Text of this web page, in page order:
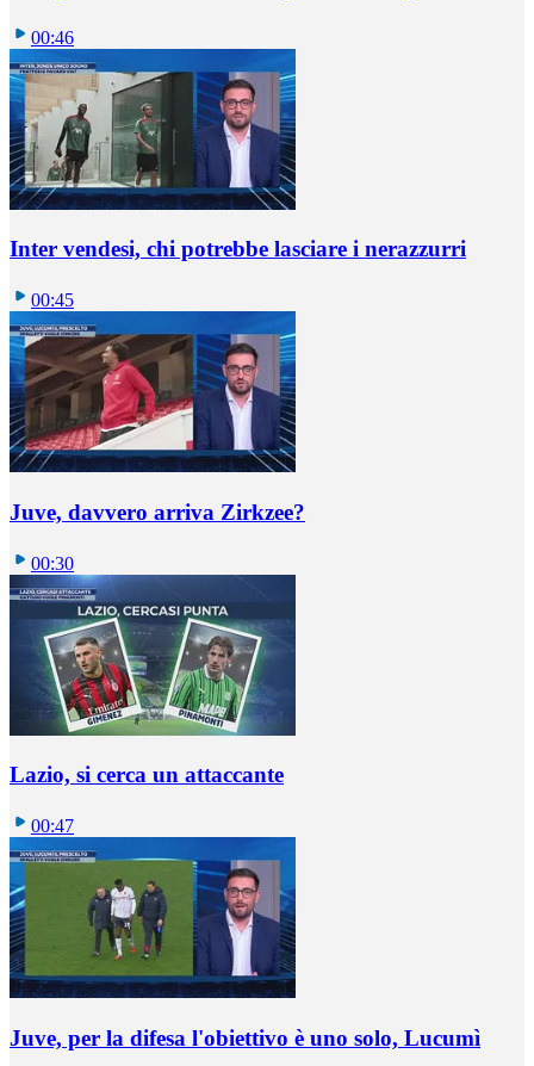
00:46
Inter vendesi, chi potrebbe lasciare i nerazzurri
00:45
Juve, davvero arriva Zirkzee?
00:30
Lazio, si cerca un attaccante
00:47
Juve, per la difesa l'obiettivo è uno solo, Lucumì